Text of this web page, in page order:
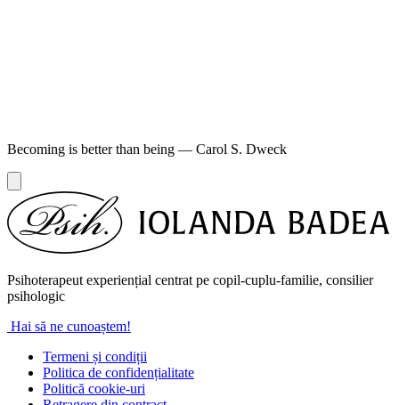
Becoming is better than being — Carol S. Dweck
Psihoterapeut experiențial centrat pe copil-cuplu-familie, consilier
psihologic
Hai să ne cunoaștem!
Termeni și condiții
Politica de confidențialitate
Politică cookie-uri